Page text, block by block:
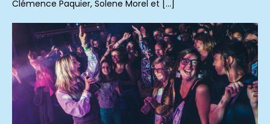
Clémence Paquier, Solene Morel et […]